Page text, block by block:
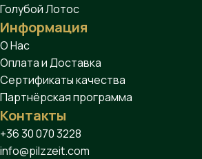
Голубой Лотос
Информация
О Нас
Оплата и Доставка
Сертификаты качества
Партнёрская программа
Контакты
+36 30 070 3228
info@pilzzeit.com